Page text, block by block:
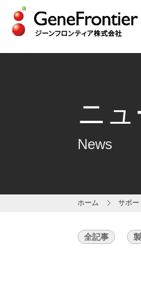
content
ニュ
News
ホーム サポー
全記事